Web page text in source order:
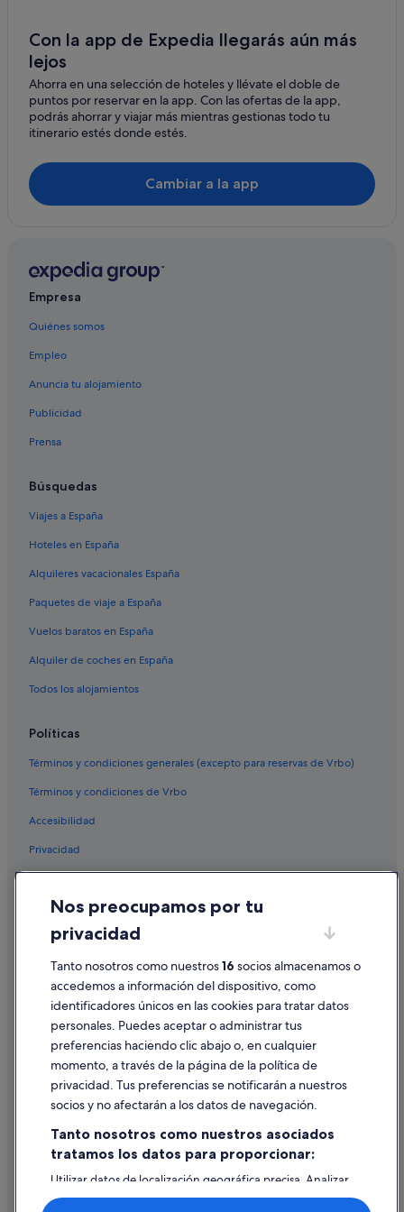
Hoteles para bodas en Cullera
Hoteles de golf en Cullera
Hoteles en la playa en Cullera
Hoteles con bar en Cullera
Hoteles cápsula en Cullera
Hoteles con gimnasio en Cullera
Casas de campo en Cullera
Petit Palace hoteles en Cullera
Hoteles históricos en Cullera
Hoteles LGTBQIA en Cullera
Hoteles ecológicos en Cullera
Hoteles RH en Cullera
Residences en Cullera
Condominios en Cullera
Albergues en Cullera
Con la app de Expedia llegarás aún más
lejos
Ahorra en una selección de hoteles y llévate el doble de
puntos por reservar en la app. Con las ofertas de la app,
podrás ahorrar y viajar más mientras gestionas todo tu
itinerario estés donde estés.
Cambiar a la app
Empresa
Quiénes somos
Empleo
Anuncia tu alojamiento
Publicidad
Prensa
Búsquedas
Viajes a España
Hoteles en España
Alquileres vacacionales España
Paquetes de viaje a España
Vuelos baratos en España
Alquiler de coches en España
Todos los alojamientos
Políticas
Términos y condiciones generales (excepto para reservas de Vrbo)
Términos y condiciones de Vrbo
Accesibilidad
Privacidad
Cookies
Condiciones de uso
Información legal/contacto
Pautas sobre el contenido y cómo denunciar contenido
Ayuda
Cancelar un vuelo
Cancelar una reserva de hotel o de un alquiler vacacional
Utilizar un cupón de Expedia
Documentos para viajes internacionales
Nos preocupamos por tu
privacidad
Tanto nosotros como nuestros16 socios almacenamos o
accedemos a información del dispositivo, como
identificadores únicos en las cookies para tratar datos
personales. Puedes aceptar o administrar tus
preferencias haciendo clic abajo o, en cualquier
momento, a través de la página de la política de
privacidad. Tus preferencias se notificarán a nuestros
socios y no afectarán a los datos de navegación.
Tanto nosotros como nuestros asociados
tratamos los datos para proporcionar:
Utilizar datos de localización geográfica precisa. Analizar
activamente las características del dispositivo para su